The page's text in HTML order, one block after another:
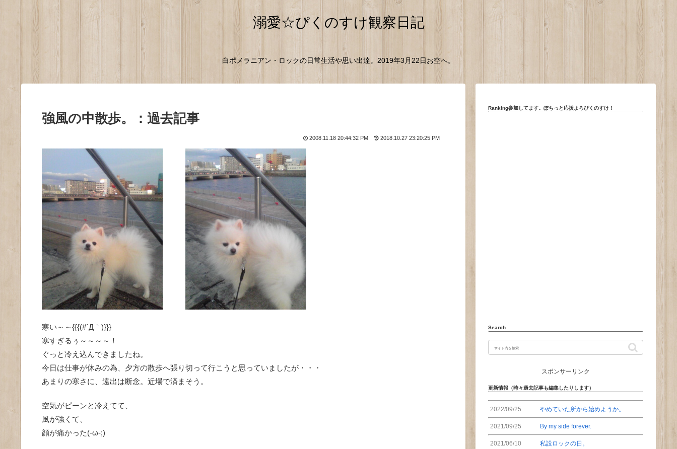
溺愛☆ぴくのすけ観察日記
白ポメラニアン・ロックの日常生活や思い出達。2019年3月22日お空へ。
強風の中散歩。：過去記事
2008.11.18 20:44:32 PM 2018.10.27 23:20:25 PM
寒い～～{{{(#´Д｀)}}}
寒すぎるぅ～～～～！
ぐっと冷え込んできましたね。
今日は仕事が休みの為、夕方の散歩へ張り切って行こうと思っていましたが・・・
あまりの寒さに、遠出は断念。近場で済まそう。
空気がピーンと冷えてて、
風が強くて、
顔が痛かった(-ω-;)
Ranking参加してます。ぽちっと応援よろぴくのすけ！
Search
スポンサーリンク
更新情報（時々過去記事も編集したりします）
2022/09/25 やめていた所から始めようか。
2021/09/25 By my side forever.
2021/06/10 私設ロックの日。